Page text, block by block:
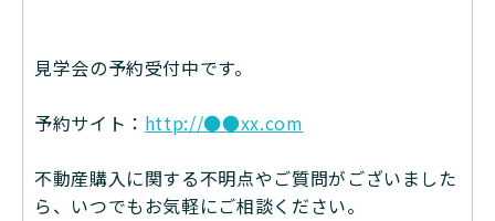
見学会の予約受付中です。
予約サイト： http://●●xx.com
不動産購入に関する不明点やご質問がございました
ら、いつでもお気軽にご相談ください。